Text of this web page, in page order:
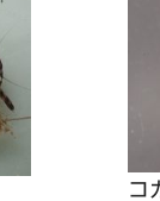
コ